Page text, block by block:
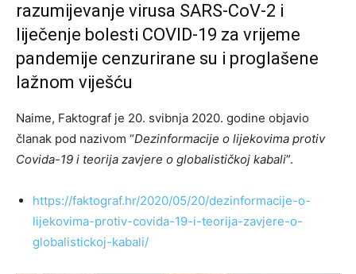
razumijevanje virusa SARS-CoV-2 i
liječenje bolesti COVID-19 za vrijeme
pandemije cenzurirane su i proglašene
lažnom viješću
Naime, Faktograf je 20. svibnja 2020. godine objavio
članak pod nazivom “Dezinformacije o lijekovima protiv
Covida-19 i teorija zavjere o globalističkoj kabali”.
https://faktograf.hr/2020/05/20/dezinformacije-o-
lijekovima-protiv-covida-19-i-teorija-zavjere-o-
globalistickoj-kabali/